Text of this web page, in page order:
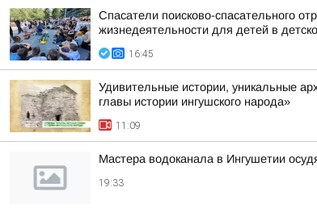
Спасатели поисково-спасательного
жизнедеятельности для детей в
16:45
Удивительные истории, уникальные
главы истории ингушского народа»
11:09
Мастера водоканала в Ингушетии
19:33